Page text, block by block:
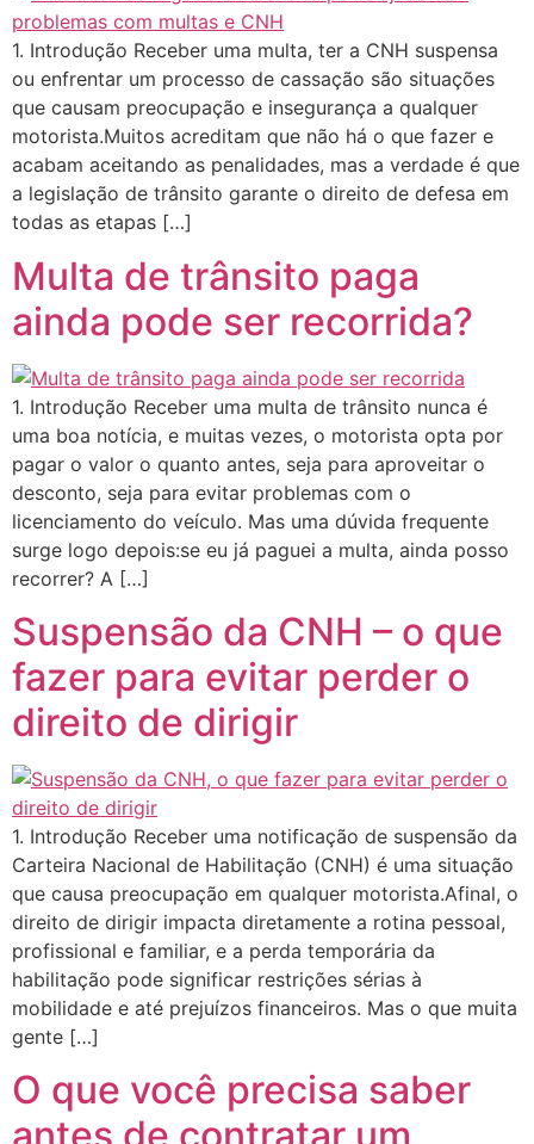
1. Introdução Receber uma multa, ter a CNH suspensa
ou enfrentar um processo de cassação são situações
que causam preocupação e insegurança a qualquer
motorista.Muitos acreditam que não há o que fazer e
acabam aceitando as penalidades, mas a verdade é que
a legislação de trânsito garante o direito de defesa em
todas as etapas […]
Multa de trânsito paga
ainda pode ser recorrida?
1. Introdução Receber uma multa de trânsito nunca é
uma boa notícia, e muitas vezes, o motorista opta por
pagar o valor o quanto antes, seja para aproveitar o
desconto, seja para evitar problemas com o
licenciamento do veículo. Mas uma dúvida frequente
surge logo depois:se eu já paguei a multa, ainda posso
recorrer? A […]
Suspensão da CNH – o que
fazer para evitar perder o
direito de dirigir
1. Introdução Receber uma notificação de suspensão da
Carteira Nacional de Habilitação (CNH) é uma situação
que causa preocupação em qualquer motorista.Afinal, o
direito de dirigir impacta diretamente a rotina pessoal,
profissional e familiar, e a perda temporária da
habilitação pode significar restrições sérias à
mobilidade e até prejuízos financeiros. Mas o que muita
gente […]
O que você precisa saber